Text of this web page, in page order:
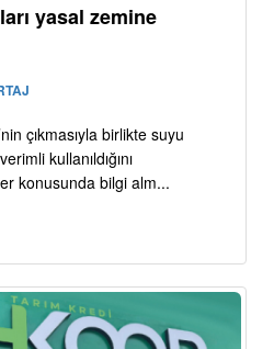
yasal zemine
çıkmasıyla birlikte suyu
kullanıldığını
konusunda bilgi alm...